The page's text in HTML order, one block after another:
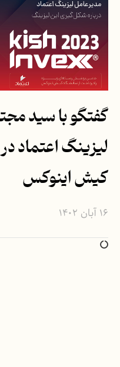
گفتگو با سید
لیزینگ اعتماد
کیش اینوکس
۱۶ آبان ۱۴۰۲